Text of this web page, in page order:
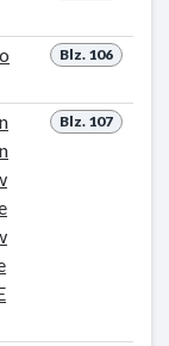
Blz. 106
Blz. 107